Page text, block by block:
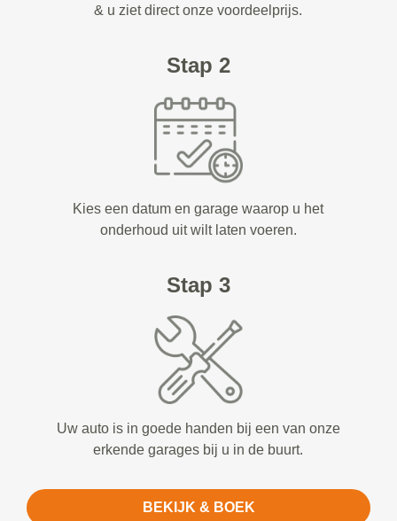
& u ziet direct onze voordeelprijs.
Stap 2
Kies een datum en garage waarop u het
onderhoud uit wilt laten voeren.
Stap 3
Uw auto is in goede handen bij een van onze
erkende garages bij u in de buurt.
BEKIJK & BOEK